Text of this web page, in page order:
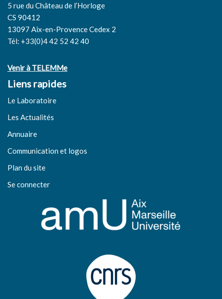
5 rue du Château de l’Horloge
CS 90412
13097 Aix-en-Provence Cedex 2
Tél: +33(0)4 42 52 42 40
Venir à TELEMMe
Liens rapides
Le Laboratoire
Les Actualités
Annuaire
Communication et logos
Plan du site
Se connecter